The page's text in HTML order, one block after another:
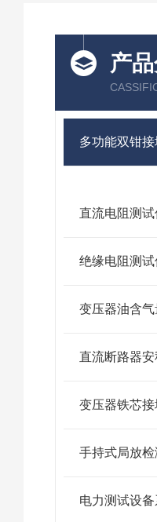
产
直流电阻测试
绝缘电阻测试
变压器油含
手持式局放检
电力测试设备